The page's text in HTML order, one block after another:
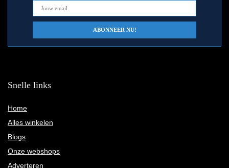
Snelle links
Home
Alles winkelen
Blogs
Onze webshops
Adverteren